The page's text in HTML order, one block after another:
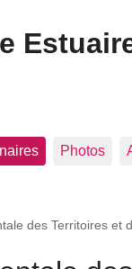
Photos
des Territoires et